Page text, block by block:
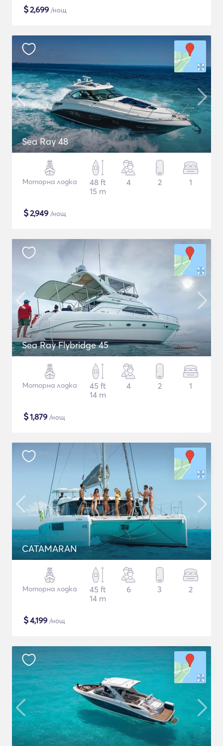
$2,699 /нощ
Sea Ray 48
Моторна лодка
48 ft
15 m
4 2 1
$2,949 /нощ
Sea Ray Flybridge 45
Моторна лодка
45 ft
14 m
4 2 1
$1,879 /нощ
CATAMARAN
Моторна лодка
45 ft
14 m
6 3 2
$4,199 /нощ